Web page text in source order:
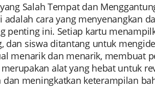
Salah Tempat dan
cara yang menyenangkan
penting ini. Setiap kartu
dan siswa ditantang untuk
menarik dan menarik, membuat
alat yang hebat untuk
meningkatkan keterampilan